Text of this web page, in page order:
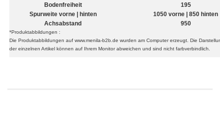
Bodenfreiheit
195
Spurweite vorne | hinten
1050 vorne | 850 hinten
Achsabstand
950
*Produktabbildungen :
Die Produktabbildungen auf www.menila-b2b.de wurden am Computer erzeugt. Die
der einzelnen Artikel können auf Ihrem Monitor abweichen und sind nicht farbverbindlich.